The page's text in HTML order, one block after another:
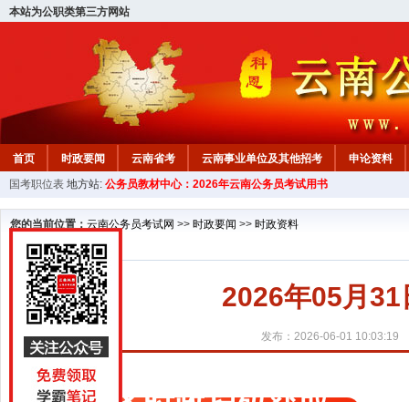
本站为公职类第三方网站
首页 时政要闻 云南省考 云南事业单位及其他招考
申论资料
国考职位表 地方站: 公务员教材中心：2026年云南公务员考试用书
您的当前位置： 云南公务员考试网 >> 时政要闻 >> 时政资料
2026年05月
发布：2026-06-01 10:03:19